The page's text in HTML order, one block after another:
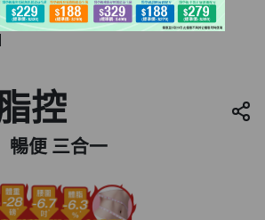
控
控
便 三合一